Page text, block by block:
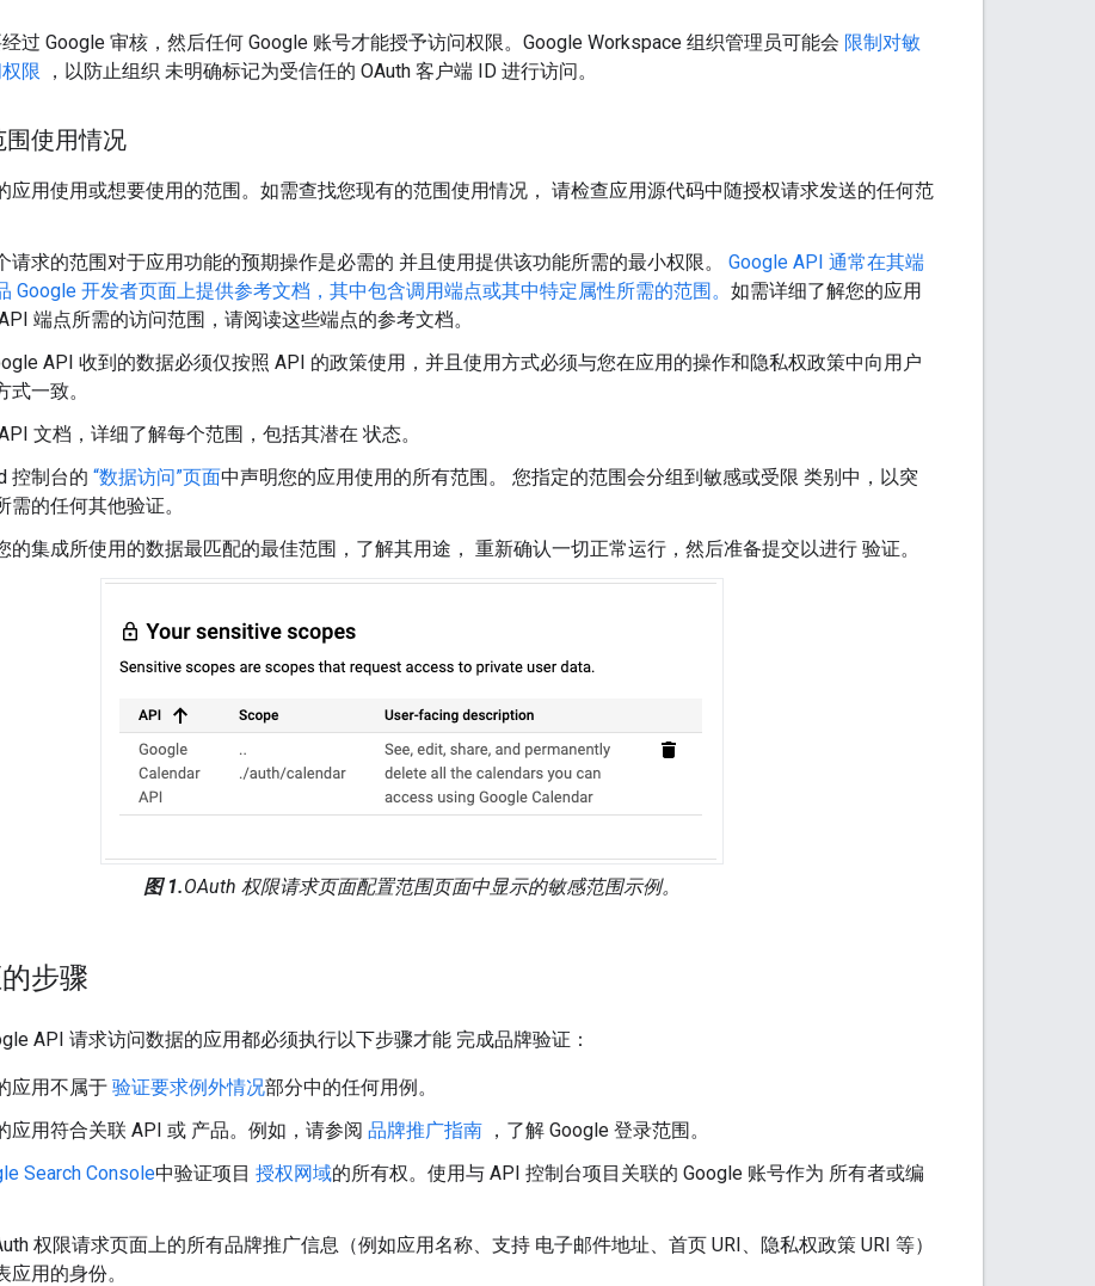
经过 Google 审核，然后任何 Google 账号才能授予访问权限。Google Workspace 组织管理员可能会 限制对敏
权限 ，以防止组织 未明确标记为受信任的 OAuth 客户端 ID 进行访问。
围使用情况
应用使用或想要使用的范围。如需查找您现有的范围使用情况， 请检查应用源代码中随授权请求发送的任何范
请求的范围对于应用功能的预期操作是必需的 并且使用提供该功能所需的最小权限。
Google API 通常在其端
Google 开发者页面上提供参考文档，其中包含调用端点或其中特定属性所需的范围。 如需详细了解您的应用
API 端点所需的访问范围，请阅读这些端点的参考文档。
API 收到的数据必须仅按照 API 的政策使用，并且使用方式必须与您在应用的操作和隐私权政策中向用户
式一致。
API 文档，详细了解每个范围，包括其潜在 状态。
控制台的 “数据访问”页面中声明您的应用使用的所有范围。 您指定的范围会分组到敏感或受限 类别中，以突
需的任何其他验证。
的集成所使用的数据最匹配的最佳范围，了解其用途， 重新确认一切正常运行，然后准备提交以进行 验证。
图 1.OAuth 权限请求页面配置范围页面中显示的敏感范围示例。
的步骤
API 请求访问数据的应用都必须执行以下步骤才能 完成品牌验证：
应用不属于 验证要求例外情况部分中的任何用例。
应用符合关联 API 或 产品。例如，请参阅 品牌推广指南 ，了解 Google 登录范围。
Search Console中验证项目 授权网域的所有权。使用与 API 控制台项目关联的 Google 账号作为 所有者或编
权限请求页面上的所有品牌推广信息（例如应用名称、支持 电子邮件地址、首页 URI、隐私权政策 URI 等）
应用的身份。